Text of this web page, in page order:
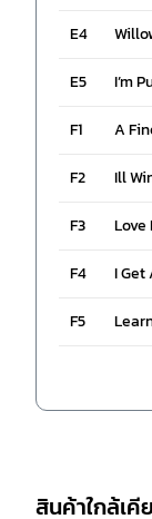
E4
E5 I’m
F1 A
F2 Ill
F3 Love
F4 I Get
F5
สินค้าใกล้เคี